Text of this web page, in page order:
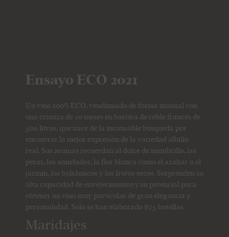
Ensayo ECO 2021
Un vino 100% ECO, vendimiado de forma manual con
una crianza de 20 meses en barrica de roble francés de
500 litros, que nace de la incansable búsqueda por
encontrar la mejor expresión de la variedad albillo
real. Sus aromas recuerdan al dulce de membrillo, las
peras, los amielados, la flor blanca como el azahar o el
jazmín, los balsámicos y los frutos secos. Sorprenden su
alta capacidad de envejecimiento y su potencial para
obtener un vino muy particular de gran elegancia y
personalidad. Solo se han elaborado 875 botellas.
Maridajes